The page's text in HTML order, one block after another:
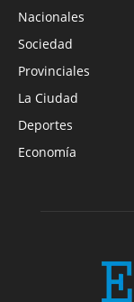
Nacionales
Sociedad
Provinciales
La Ciudad
Deportes
Economía